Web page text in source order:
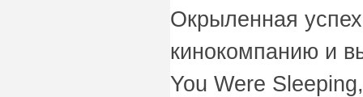
Окрыленная
кинокомпанию и
You Were